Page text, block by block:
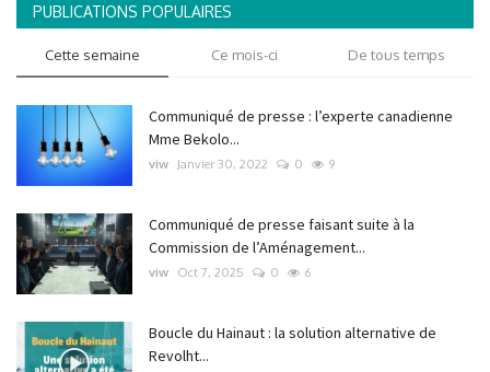
PUBLICATIONS POPULAIRES
Cette semaine Ce mois-ci De tous temps
Communiqué de presse : l’experte canadienne
Mme Bekolo...
viw Janvier 30, 2022 0 9
Communiqué de presse faisant suite à la
Commission de l’Aménagement...
viw Oct 7, 2025 0 6
Boucle du Hainaut : la solution alternative de
Revolht...